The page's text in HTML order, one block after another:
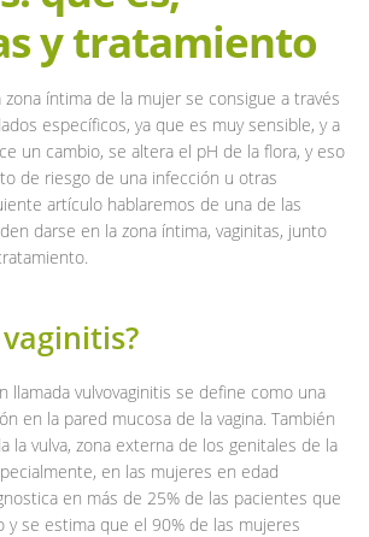
y tratamiento
íntima de la mujer se consigue a través
específicos, ya que es muy sensible, y a
un cambio, se altera el pH de la flora, y eso
de riesgo de una infección u otras
artículo hablaremos de una de las
darse en la zona íntima, vaginitas, junto
llamada vulvovaginitis se define como una
en la pared mucosa de la vagina. También
la vulva, zona externa de los genitales de la
en las mujeres en edad
en más de 25% de las pacientes que
y se estima que el 90% de las mujeres